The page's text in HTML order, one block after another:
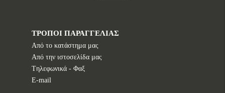
ΤΡΟΠΟΙ ΠΑΡΑΓΓΕΛΙΑΣ
Από το κατάστημα μας
Από την ιστοσελίδα μας
Tηλεφωνικά - Φαξ
E-mail